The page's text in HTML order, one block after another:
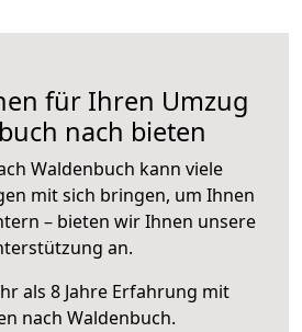
für Ihren Umzug
nach bieten
Waldenbuch kann viele
mit sich bringen, um Ihnen
– bieten wir Ihnen unsere
an.
als 8 Jahre Erfahrung mit
nach Waldenbuch.